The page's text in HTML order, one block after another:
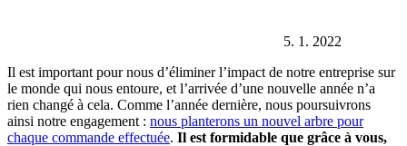
5. 1. 2022
Il est important pour nous d’éliminer l’impact de notre entreprise sur
le monde qui nous entoure, et l’arrivée d’une nouvelle année n’a
rien changé à cela. Comme l’année dernière, nous poursuivrons
ainsi notre engagement : nous planterons un nouvel arbre pour
chaque commande effectuée. Il est formidable que grâce à vous,